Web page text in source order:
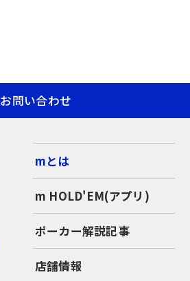
お問い合わせ
mとは
m HOLD'EM(アプリ)
ポーカー解説記事
店舗情報